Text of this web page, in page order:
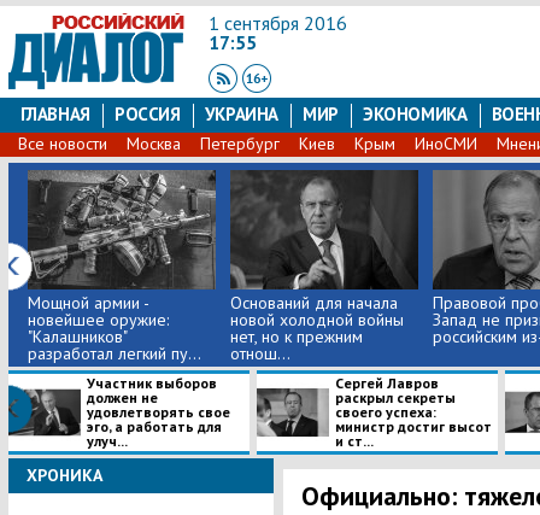
1 сентября 2016
17:55
ГЛАВНАЯ РОССИЯ УКРАИНА МИР ЭКОНОМИКА
Все новости Москва Петербург Киев Крым ИноСМИ
Мощной армии -
новейшее оружие:
"Калашников"
разработал легкий пу...
Оснований для начала
новой холодной войны
нет, но к прежним
отнош...
Правовой
Запад не
российским
Участник выборов
должен не
удовлетворять свое
эго, а работать для
улуч...
Сергей Лавров
раскрыл секреты
своего успеха:
министр достиг высот
и ст...
ХРОНИКА
Официально: